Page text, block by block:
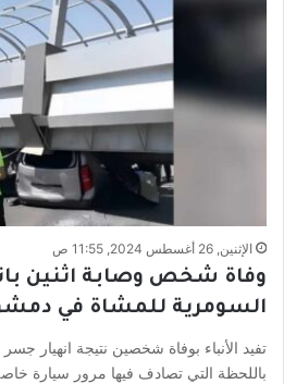
الإثنين, 26 أغسطس 2024, 11:55 ص
وفاة شخص وصابة اثنين
السومرية للمشاة في
تفيد الأنباء بوفاة شخصين نتيجة انهيار
باللحظة التي تصادف فيها مرور سيارة